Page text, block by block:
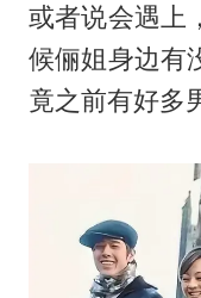
或者说会遇上
候俪姐身边有
竟之前有好多